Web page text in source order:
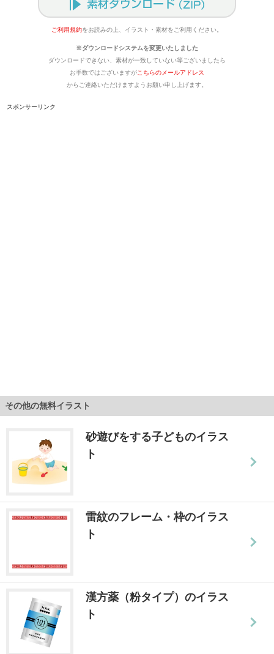
ご利用規約をお読みの上、イラスト・素材をご利用ください。
※ダウンロードシステムを変更いたしました
ダウンロードできない、素材が一致していない等ございましたら
お手数ではございますがこちらのメールアドレス
からご連絡いただけますようお願い申し上げます。
スポンサーリンク
その他の無料イラスト
砂遊びをする子どものイラス
ト
雷紋のフレーム・枠のイラス
ト
漢方薬（粉タイプ）のイラス
ト